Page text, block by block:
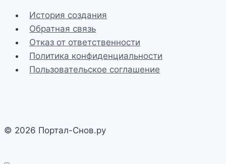
История создания
Обратная связь
Отказ от ответственности
Политика конфиденциальности
Пользовательское соглашение
© 2026 Портал-Снов.ру